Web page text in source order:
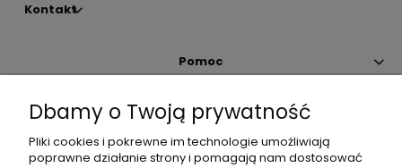
Kontakt
Pomoc
Moje konto
Płatności i dostawa
Dbamy o Twoją prywatność
Pliki cookies i pokrewne im technologie umożliwiają
poprawne działanie strony i pomagają nam dostosować